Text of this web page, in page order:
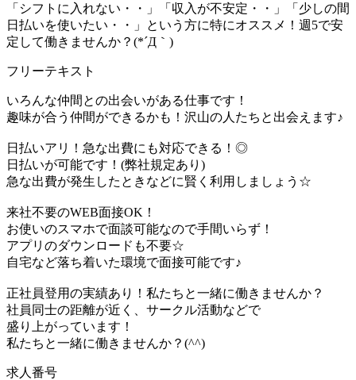
「シフトに入れない・・」「収入が不安定・・」「少しの間
日払いを使いたい・・」という方に特にオススメ！週5で安
定して働きませんか？(*´Д｀)
フリーテキスト
いろんな仲間との出会いがある仕事です！
趣味が合う仲間ができるかも！沢山の人たちと出会えます♪
日払いアリ！急な出費にも対応できる！◎
日払いが可能です！(弊社規定あり)
急な出費が発生したときなどに賢く利用しましょう☆
来社不要のWEB面接OK！
お使いのスマホで面談可能なので手間いらず！
アプリのダウンロードも不要☆
自宅など落ち着いた環境で面接可能です♪
正社員登用の実績あり！私たちと一緒に働きませんか？
社員同士の距離が近く、サークル活動などで
盛り上がっています！
私たちと一緒に働きませんか？(^^)
求人番号